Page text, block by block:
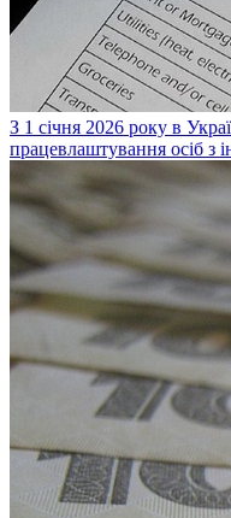
З 1 січня 2026 року в
працевлаштування осіб з